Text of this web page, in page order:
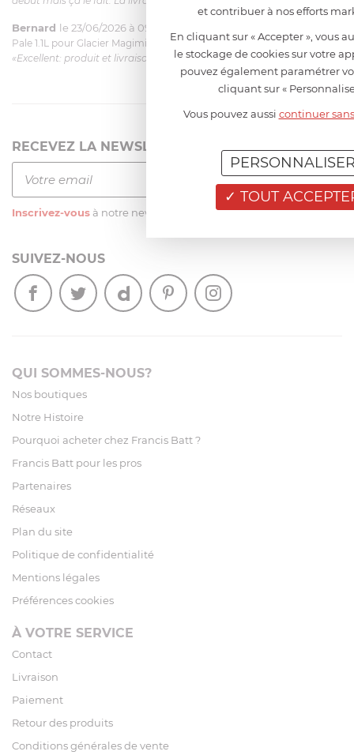
Bernard le 23/06/2026 à 09:43
Pale 1.1L pour Glacier Magimix 11031/121/123/124
«Excellent: produit et livraison»
RECEVEZ LA NEWSLETTER
Inscrivez-vous à notre newsletter
SUIVEZ-NOUS
QUI SOMMES-NOUS?
Nos boutiques
Notre Histoire
Pourquoi acheter chez Francis Batt ?
Francis Batt pour les pros
Partenaires
Réseaux
Plan du site
Politique de confidentialité
Mentions légales
Préférences cookies
À VOTRE SERVICE
Contact
Livraison
Paiement
Retour des produits
Conditions générales de vente
et contribuer à nos efforts
En cliquant sur « Accepter », vous
le stockage de cookies sur votre
pouvez également paramétrer
cliquant sur «
Vous pouvez aussi continuer
TOUT